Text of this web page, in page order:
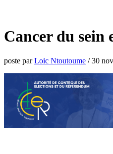
Cancer du sein
poste parLoic Ntoutoume /30